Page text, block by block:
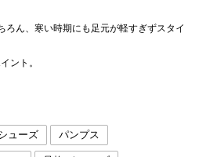
ろん、寒い時期にも足元が軽すぎずスタイ
ント。
ューズ パンプス